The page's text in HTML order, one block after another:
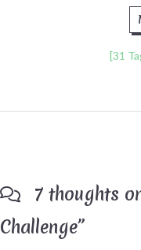
[31
7 thoughts
Challenge”